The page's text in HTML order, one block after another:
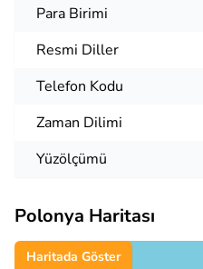
Para Birimi
Resmi Diller
Telefon Kodu
Zaman Dilimi
Yüzölçümü
Polonya Haritası
Haritada Göster